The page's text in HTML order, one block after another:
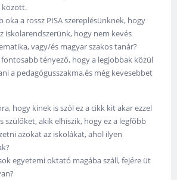
között.
oka a rossz PISA szereplésünknek, hogy
iskolarendszerünk, hogy nem kevés
vagy/és magyar szakos tanár?
tényező, hogy a legjobbak közül
a pedagógusszakma,és még kevesebbet
hogy kinek is szól ez a cikk kit akar ezzel
szülőket, akik elhiszik, hogy ez a legfőbb
azokat az iskolákat, ahol ilyen
egyetemi oktató magába száll, fejére üt